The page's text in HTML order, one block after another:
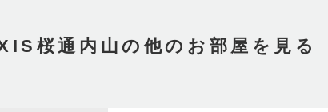
桜通内山の他のお部屋を見る